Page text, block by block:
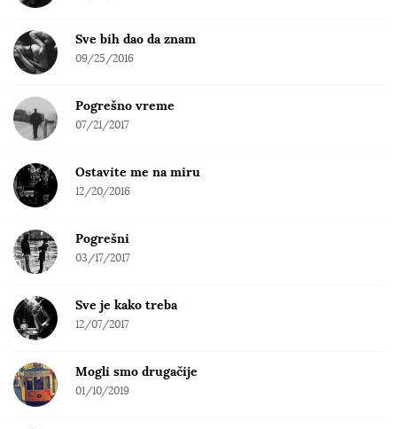
Sve bih dao da znam
09/25/2016
Pogrešno vreme
07/21/2017
Ostavite me na miru
12/20/2016
Pogrešni
03/17/2017
Sve je kako treba
12/07/2017
Mogli smo drugačije
01/10/2019